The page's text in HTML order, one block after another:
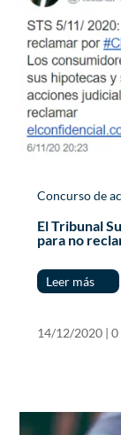
Concurso de
El Tribunal
para no
Leer más
14/12/2020 |0